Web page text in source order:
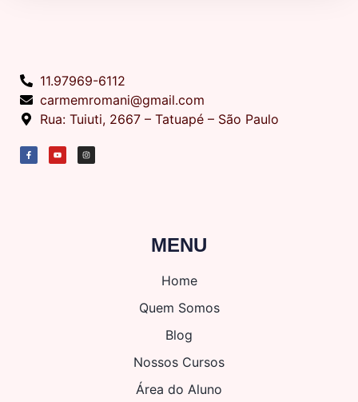
11.97969-6112
carmemromani@gmail.com
Rua: Tuiuti, 2667 – Tatuapé – São Paulo
MENU
Home
Quem Somos
Blog
Nossos Cursos
Área do Aluno